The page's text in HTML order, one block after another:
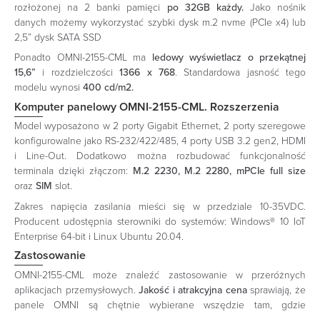
rozłożonej na 2 banki pamięci po 32GB każdy.Jako nośnik
danych możemy wykorzystać szybki dysk m.2 nvme (PCIe x4) lub
2,5” dysk SATA SSD
Ponadto OMNI-2155-CML ma ledowy wyświetlacz o przekątnej
15,6” i rozdzielczości 1366 x 768. Standardowa jasność tego
modelu wynosi 400 cd/m2.
Komputer panelowy OMNI-2155-CML. Rozszerzenia
Model wyposażono w 2 porty Gigabit Ethernet, 2 porty szeregowe
konfigurowalne jako RS-232/422/485, 4 porty USB 3.2 gen2, HDMI
i Line-Out. Dodatkowo można rozbudować funkcjonalność
terminala dzięki złączom: M.2 2230, M.2 2280, mPCIe full size
oraz SIM slot.
Zakres napięcia zasilania mieści się w przedziale 10-35VDC.
Producent udostępnia sterowniki do systemów: Windows® 10 IoT
Enterprise 64-bit i Linux Ubuntu 20.04.
Zastosowanie
OMNI-2155-CML może znaleźć zastosowanie w przeróżnych
aplikacjach przemysłowych.Jakość i atrakcyjna cenasprawiają, że
panele OMNI są chętnie wybierane wszędzie tam, gdzie